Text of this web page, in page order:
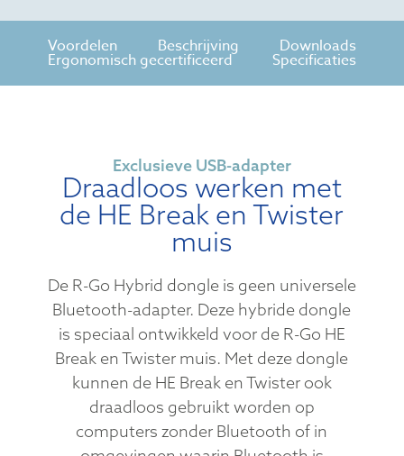
Voordelen Beschrijving Downloads
Ergonomisch gecertificeerd Specificaties
Exclusieve USB-adapter
Draadloos werken met
de HE Break en Twister
muis
De R-Go Hybrid dongle is geen universele
Bluetooth-adapter. Deze hybride dongle
is speciaal ontwikkeld voor de R-Go HE
Break en Twister muis. Met deze dongle
kunnen de HE Break en Twister ook
draadloos gebruikt worden op
computers zonder Bluetooth of in